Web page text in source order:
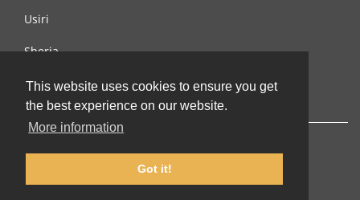
This website uses cookies to ensure you get
the best experience on our website.
More information
Got it!
Usiri
Sheria
Wasiliana na si
© 2002-2026 lernu.net |Impressum